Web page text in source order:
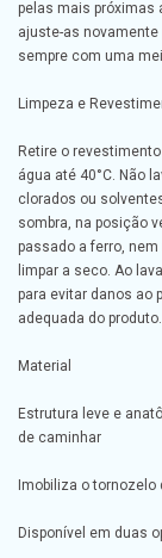
pelas mais próximas
ajuste-as
sempre com uma
Limpeza e
Retire o
água até 40°C. Não
clorados ou
sombra, na posição
passado a ferro,
limpar a seco. Ao
para evitar danos ao
adequada do produto.
Material
Estrutura leve e
de caminhar
Imobiliza o
Disponível em duas